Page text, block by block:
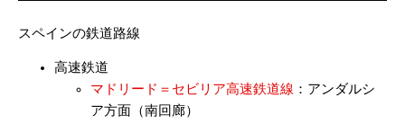
スペインの鉄道路線
高速鉄道
マドリード＝セビリア高速鉄道線 ：アンダルシ
ア方面（南回廊）